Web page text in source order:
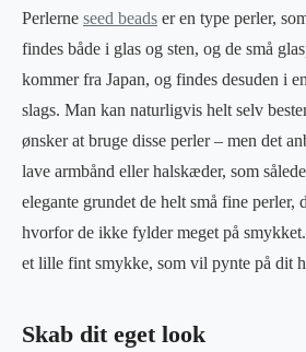
Perlerne seed beads er en type perler,
findes både i glas og sten, og de små
kommer fra Japan, og findes desuden i
slags. Man kan naturligvis helt selv
ønsker at bruge disse perler – men det
lave armbånd eller halskæder, som
elegante grundet de helt små fine perler,
hvorfor de ikke fylder meget på
et lille fint smykke, som vil pynte på dit
Skab dit eget look